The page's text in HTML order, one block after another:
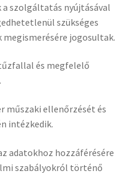
a szolgáltatás nyújtásával
szükséges
jogosultak.
és megfelelő
műszaki ellenőrzését és
intézkedik.
adatokhoz hozzáférésére
szabályokról történő